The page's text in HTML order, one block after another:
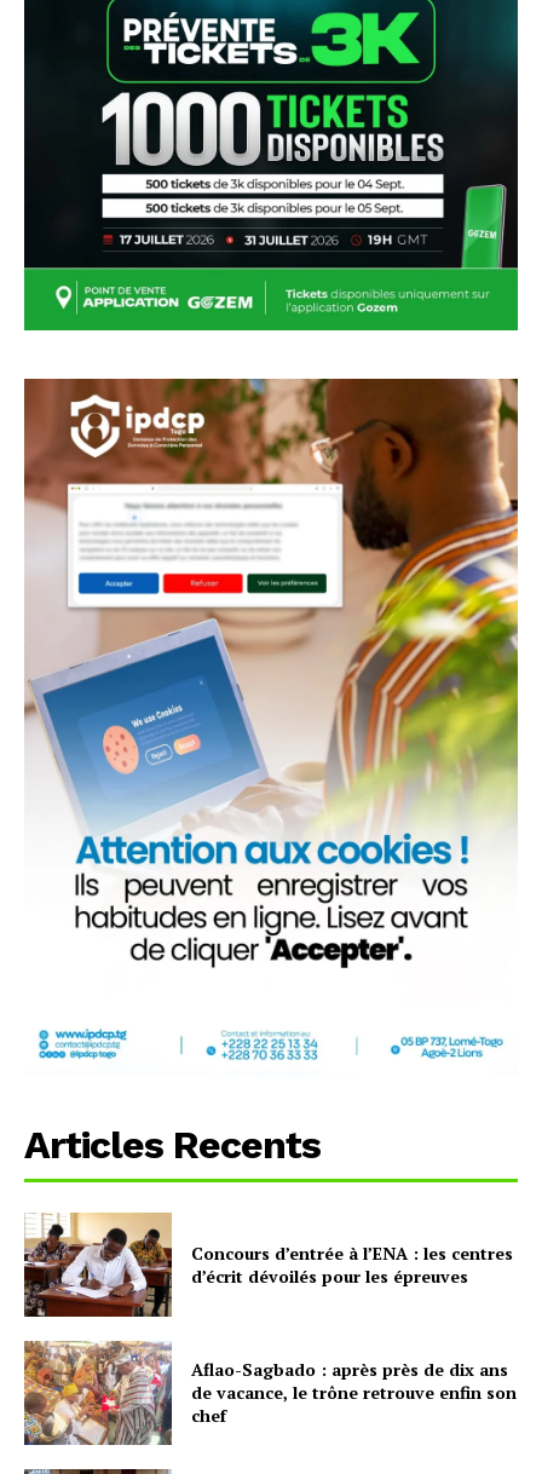
Articles Recents
Concours d’entrée à l’ENA : les centres
d’écrit dévoilés pour les épreuves
Aflao-Sagbado : après près de dix ans
de vacance, le trône retrouve enfin son
chef